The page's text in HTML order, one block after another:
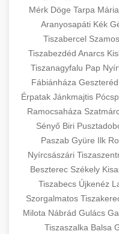
Mérk Döge Tarpa
Aranyosapáti Kék
Tiszabercel
Tiszabezdéd Anarcs
Tiszanagyfalu Pap
Fábiánháza Geszteréd
Érpatak Jánkmajtis
Ramocsaháza
Sényő Biri
Paszab Gyüre Ilk
Nyírcsászári
Beszterec Székely
Tiszabecs Újkenéz
Szorgalmatos
Milota Nábrád Gulács
Tiszaszalka Balsa